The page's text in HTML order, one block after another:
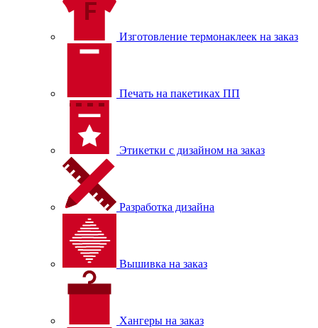
Изготовление термонаклеек на заказ
Печать на пакетиках ПП
Этикетки с дизайном на заказ
Разработка дизайна
Вышивка на заказ
Хангеры на заказ